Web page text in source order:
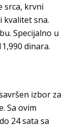
srca, krvni
kvalitet sna.
Specijalno u
dinara.
izbor za
Sa ovim
24 sata sa